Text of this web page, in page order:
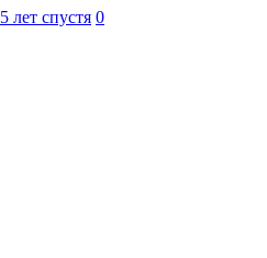
5 лет спустя 0